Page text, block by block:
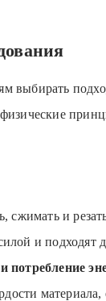
выбирать
сжимать и
и подходят
потребление